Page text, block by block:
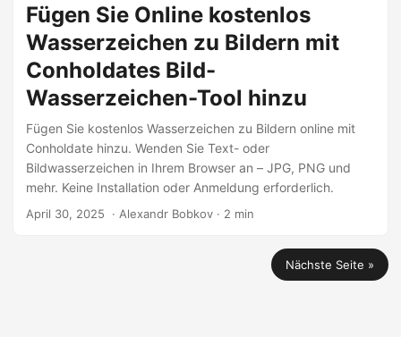
Fügen Sie Online kostenlos
Wasserzeichen zu Bildern mit
Conholdates Bild-
Wasserzeichen-Tool hinzu
Fügen Sie kostenlos Wasserzeichen zu Bildern online mit
Conholdate hinzu. Wenden Sie Text- oder
Bildwasserzeichen in Ihrem Browser an – JPG, PNG und
mehr. Keine Installation oder Anmeldung erforderlich.
April 30, 2025 ‎ · Alexandr Bobkov · 2 min
Nächste Seite »